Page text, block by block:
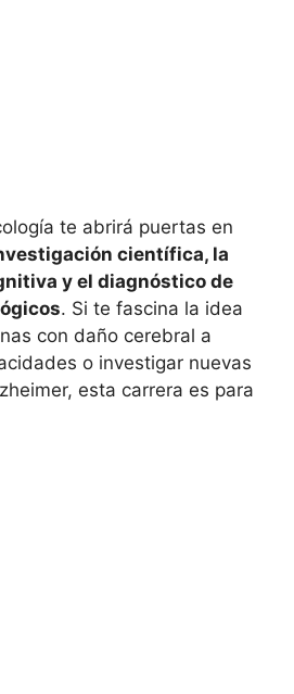
te abrirá puertas en
científica, la
y el diagnóstico de
. Si te fascina la idea
con daño cerebral a
o investigar nuevas
esta carrera es para